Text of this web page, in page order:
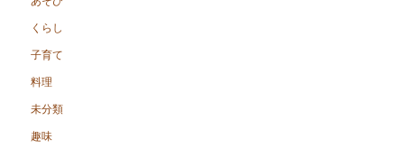
くらし
子育て
料理
未分類
趣味